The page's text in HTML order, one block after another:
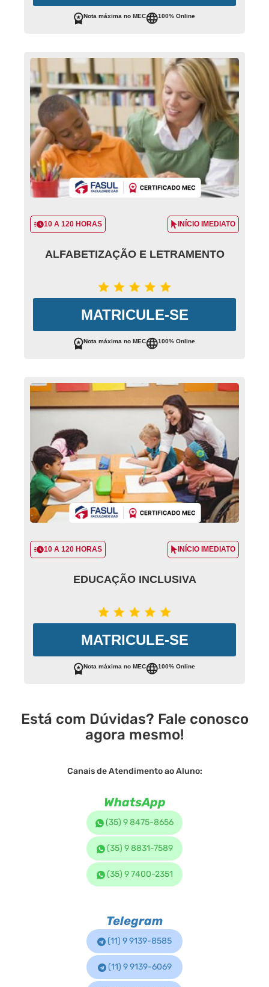
Nota máxima no MEC 100% Online
10 A 120 HORAS INÍCIO IMEDIATO
ALFABETIZAÇÃO E LETRAMENTO
MATRICULE-SE
Nota máxima no MEC 100% Online
10 A 120 HORAS INÍCIO IMEDIATO
EDUCAÇÃO INCLUSIVA
MATRICULE-SE
Nota máxima no MEC 100% Online
Está com Dúvidas? Fale conosco
agora mesmo!
Canais de Atendimento ao Aluno:
WhatsApp
(35) 9 8475-8656
(35) 9 8831-7589
(35) 9 7400-2351
Telegram
(11) 9 9139-8585
(11) 9 9139-6069